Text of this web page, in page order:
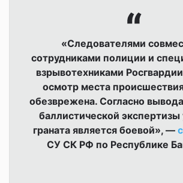
«Следователями
сотрудниками полиции и
взрывотехниками
осмотр места
обезврежена. Согласно
баллистической экспертизы
граната является боевой», —
СУ СК РФ по Республике